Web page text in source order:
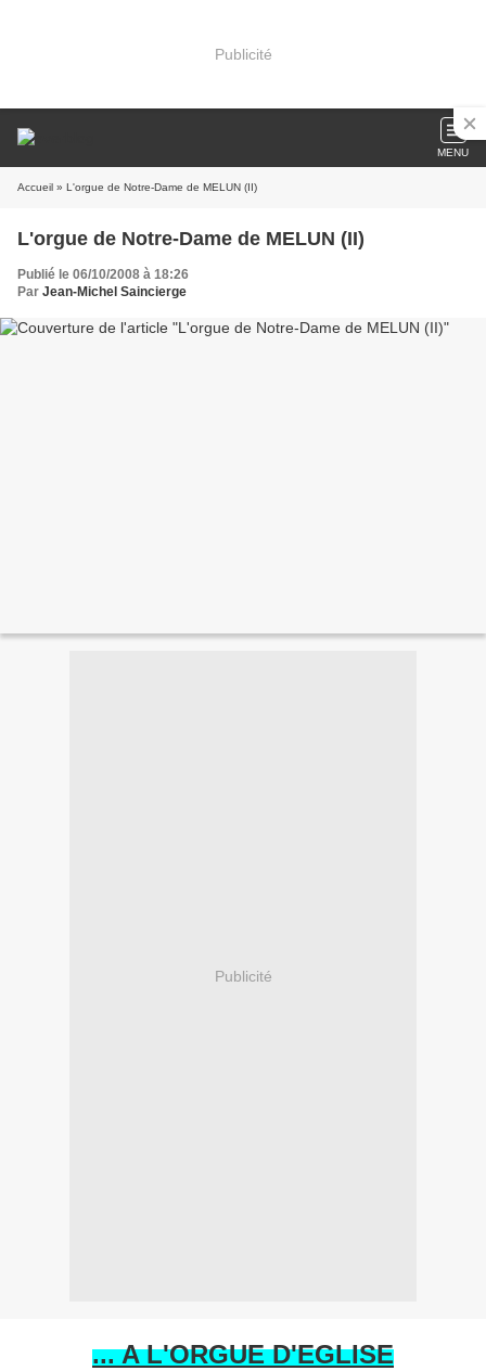
Publicité
MENU
Accueil » L'orgue de Notre-Dame de MELUN (II)
L'orgue de Notre-Dame de MELUN (II)
Publié le 06/10/2008 à 18:26
Par Jean-Michel Saincierge
Publicité
... A L'ORGUE D'EGLISE